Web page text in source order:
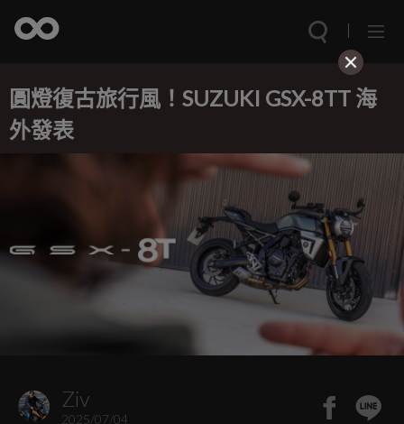
圓燈復古旅行風！SUZUKI GSX-8TT 海
外發表
Ziv
2025/07/04